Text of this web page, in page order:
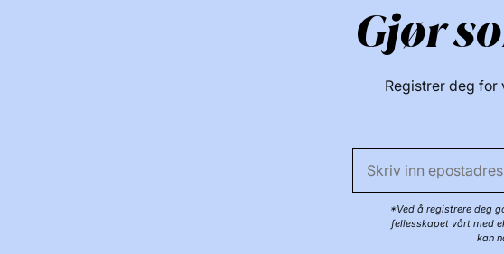
Gjør
Registrer deg for
*Ved å registrere deg
fellesskapet vårt med
kan